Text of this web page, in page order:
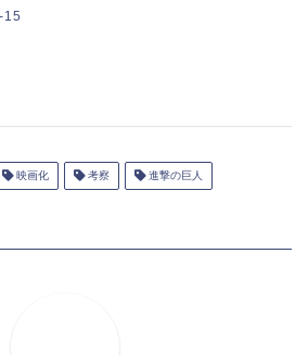
映画化 考察 進撃の巨人